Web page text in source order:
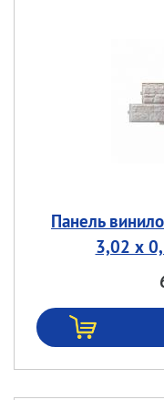
Панель
3,02 х